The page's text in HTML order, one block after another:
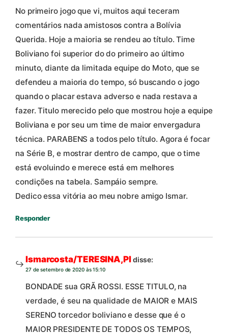
No primeiro jogo que vi, muitos aqui teceram
comentários nada amistosos contra a Bolívia
Querida. Hoje a maioria se rendeu ao título. Time
Boliviano foi superior do do primeiro ao último
minuto, diante da limitada equipe do Moto, que se
defendeu a maioria do tempo, só buscando o jogo
quando o placar estava adverso e nada restava a
fazer. Titulo merecido pelo que mostrou hoje a equipe
Boliviana e por seu um time de maior envergadura
técnica. PARABENS a todos pelo título. Agora é focar
na Série B, e mostrar dentro de campo, que o time
está evoluindo e merece está em melhores
condições na tabela. Sampáio sempre.
Dedico essa vitória ao meu nobre amigo Ismar.
Responder
Ismarcosta/TERESINA,PIdisse:
27 de setembro de 2020 às 15:10
BONDADE sua GRÃ ROSSI. ESSE TITULO, na
verdade, é seu na qualidade de MAIOR e MAIS
SERENO torcedor boliviano e desse que é o
MAIOR PRESIDENTE DE TODOS OS TEMPOS,